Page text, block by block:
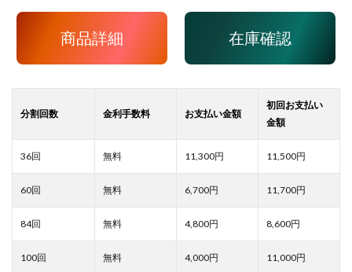
商品詳細 在庫確認
11,300 11,500
6,700 11,700
4,800 8,600
4,000 11,000